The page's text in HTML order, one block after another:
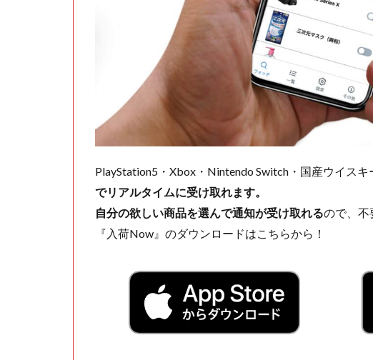
PlayStation5・Xbox・Nintendo Switch・国産ウイスキ
でリアルタイムに受け取れます。
自分の欲しい商品を選んで通知が受け取れるので、不
『入荷Now』のダウンロードはこちらから！